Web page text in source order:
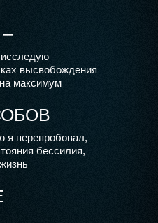
высвобождения
максимум
я перепробовал,
бессилия,